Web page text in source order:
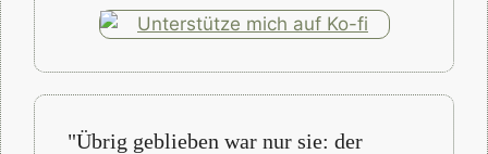
"Übrig geblieben war nur sie: der